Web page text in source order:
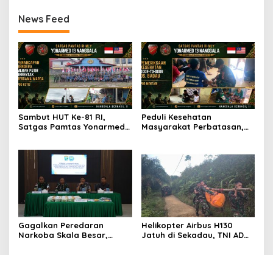
News Feed
Sambut HUT Ke-81 RI,
Satgas Pamtas Yonarmed
Merah Putih Sepanjang 4
KM di Jalan Raya
Perbatasan
Peduli Kesehatan
Masyarakat Perbatasan,
Gelar Pelayanan Medis
Door-to-Door di Desa
Badau
Gagalkan Peredaran
Narkoba Skala Besar,
Helikopter Airbus H130
Jatuh di Sekadau, TNI AD